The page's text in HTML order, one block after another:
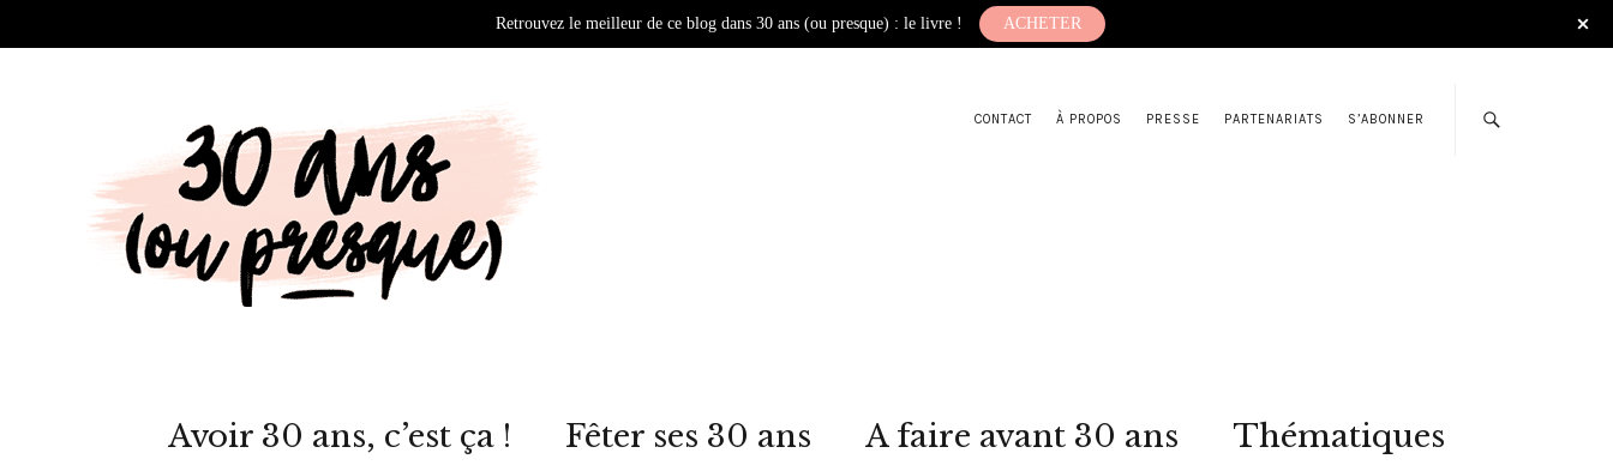
CONTACT À PROPOS PRESSE PARTENARIATS S’ABONNER
Avoir 30 ans, c’est ça ! Fêter ses 30 ans A faire avant 30 ans Thématiques
Retrouvez le meilleur de ce blog dans 30 ans (ou presque) : le livre ! ACHETER